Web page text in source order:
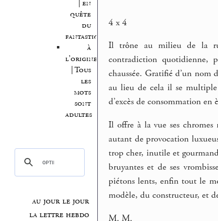
| en
quête
du
fantastique
à
l’origine
| Tous
les
mots
sont
adultes
au jour le jour
la lettre hebdo
4 x 4
Il trône au milieu de la
contradiction quotidienne,
chaussée. Gratifié d’un nom
au lieu de cela il se multiple
d’excès de consommation en
Il offre à la vue ses chromes
autant de provocation
trop cher, inutile et
bruyantes et de ses
piétons lents, enfin tout le
modèle, du constructeur, et
M. M.